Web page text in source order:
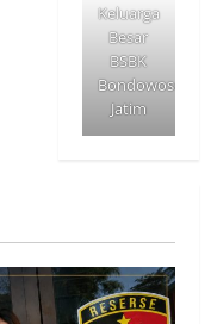
Keluarga
Besar
BSBK
Bondowoso
Jatim